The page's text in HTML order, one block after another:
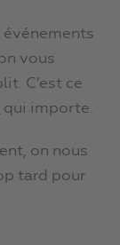
événements
vous
C’est ce
qui importe.
on nous
tard pour